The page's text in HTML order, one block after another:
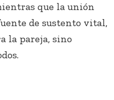
que la unión
de sustento vital,
la pareja, sino